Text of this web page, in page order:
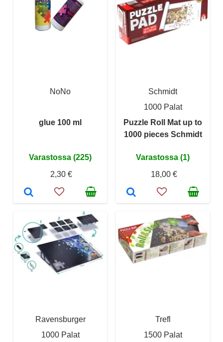
NoNo
glue 100 ml
Varastossa (225)
2,30 €
Schmidt
1000 Palat
Puzzle Roll Mat up to
1000 pieces Schmidt
Varastossa (1)
18,00 €
Ravensburger
1000 Palat
Trefl
1500 Palat